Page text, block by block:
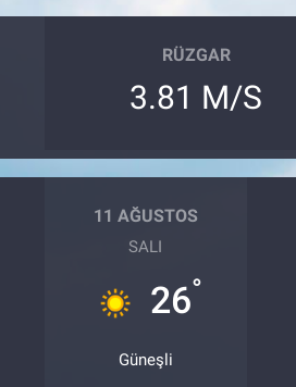
RÜZGAR
3.81 M/S
11 AĞUSTOS
SALI
26°
Güneşli